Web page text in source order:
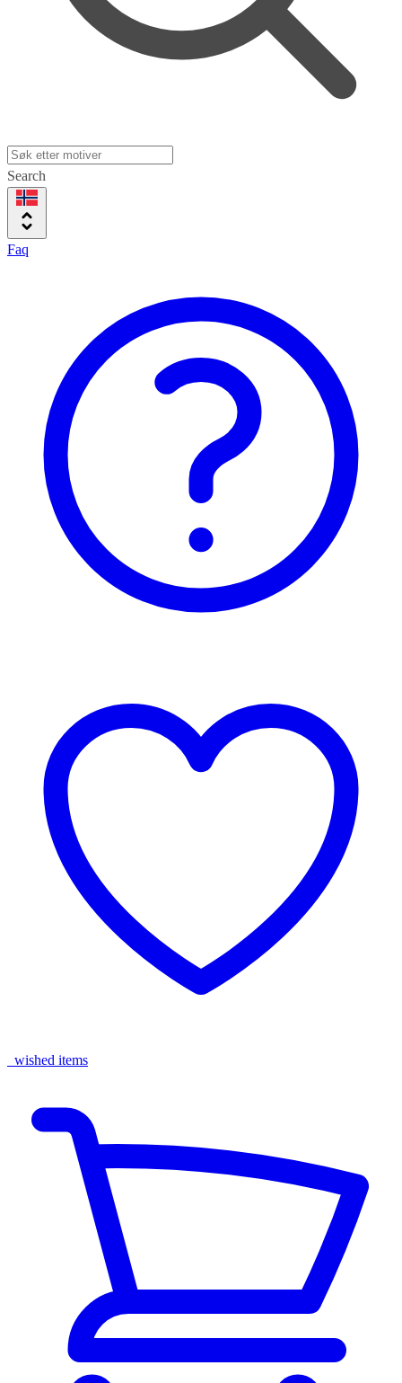
Search
Faq
wished items